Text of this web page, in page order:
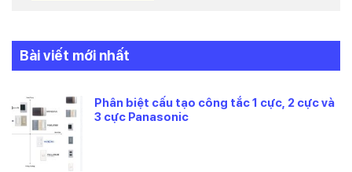
Bài viết mới nhất
Phân biệt cấu tạo công tắc 1 cực, 2 cực và
3 cực Panasonic